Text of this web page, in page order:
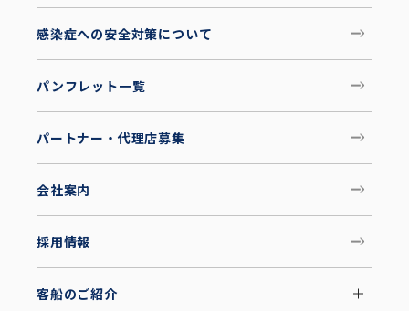
感染症への安全対策について
パンフレット一覧
パートナー・代理店募集
会社案内
採用情報
客船のご紹介